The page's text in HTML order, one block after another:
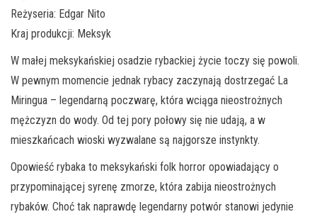
Reżyseria: Edgar Nito
Kraj produkcji: Meksyk
W małej meksykańskiej osadzie rybackiej życie toczy się powoli.
W pewnym momencie jednak rybacy zaczynają dostrzegać La
Miringua – legendarną poczwarę, która wciąga nieostrożnych
mężczyzn do wody. Od tej pory połowy się nie udają, a w
mieszkańcach wioski wyzwalane są najgorsze instynkty.
Opowieść rybaka to meksykański folk horror opowiadający o
przypominającej syrenę zmorze, która zabija nieostrożnych
rybaków. Choć tak naprawdę legendarny potwór stanowi jedynie